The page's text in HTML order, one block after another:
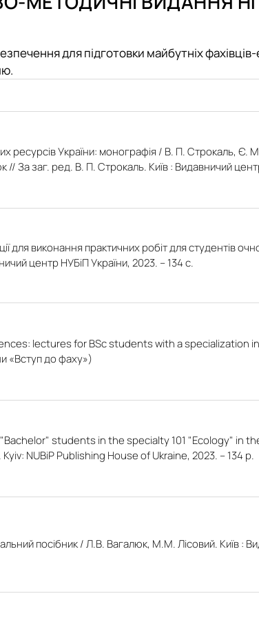
Робочі програми ОС "Магістр"
About project
DemoSiteDG3(Ukraine)
Stakeholders
для підготовки майбутніх
ресурсів України: монографія / В. П. Строкаль,
заг. ред. В. П. Строкаль. Київ : Видавничий
для виконання практичних робіт для студентів
центр НУБіП України, 2023. – 134 с.
lectures for BSc students with a specialization in
«Вступ до фаху»)
students in the specialty 101 "Ecology" in
NUBiP Publishing House of Ukraine, 2023. – 134 p.
посібник / Л.В. Вагалюк, М.М. Лісовий. Київ :